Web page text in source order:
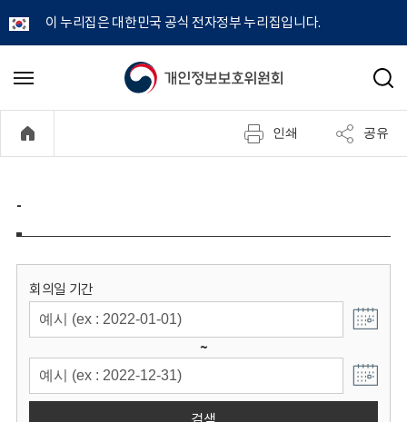
이 누리집은 대한민국 공식 전자정부 누리집입니다.
개
정
보
위
원
회
메
기
검
인쇄 공유
-
회의일 기간
~